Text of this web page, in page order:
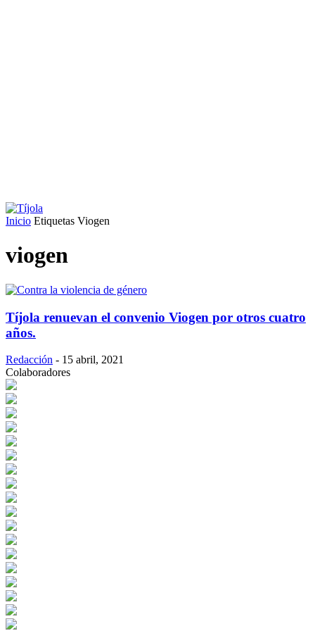
Inicio Etiquetas Viogen
viogen
Tíjola renuevan el convenio Viogen por otros cuatro
años.
Redacción - 15 abril, 2021
Colaboradores